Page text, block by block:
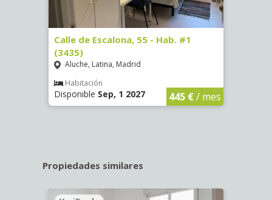
Calle de Escalona, 55 - Hab. #1
(3435)
Aluche, Latina, Madrid
Habitación
Disponible Sep, 1 2027 445 €/ mes
Propiedades similares